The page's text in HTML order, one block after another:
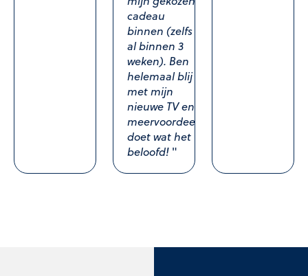
cadeau
binnen (zelfs
al binnen 3
weken). Ben
helemaal blij
met mijn
nieuwe TV en
meervoordeel
doet wat het
beloofd! "